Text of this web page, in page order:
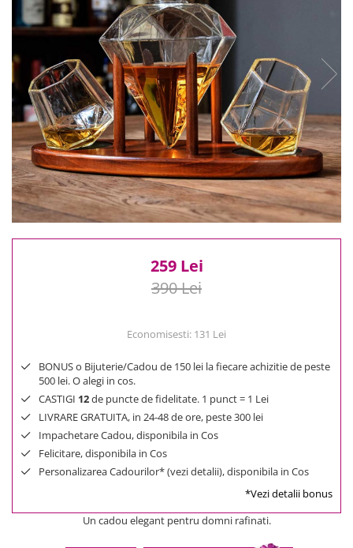
Selectii
Reduceri
Cele mai noi
Cele mai vandute
Cele mai votate
Cu video
Pret
0 Lei - 100 Lei
100 Lei - 200 Lei
200 Lei - 300 Lei
300 Lei - 500 Lei
259 Lei
390 Lei
Economisesti: 131 Lei
BONUS o Bijuterie/Cadou de 150 lei la fiecare achizitie de peste
500 lei. O alegi in cos.
CASTIGI 12de puncte de fidelitate. 1 punct = 1 Lei
LIVRARE GRATUITA, in 24-48 de ore, peste 300 lei
Impachetare Cadou, disponibila in Cos
Felicitare, disponibila in Cos
Personalizarea Cadourilor* (vezi detalii), disponibila in Cos
*Vezi detalii bonus
Un cadou elegant pentru domni rafinati.